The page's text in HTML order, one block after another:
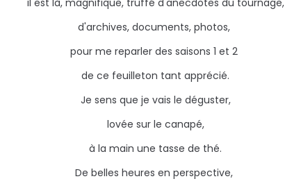
d'archives, documents, photos,
pour me reparler des saisons 1 et 2
de ce feuilleton tant apprécié.
Je sens que je vais le déguster,
lovée sur le canapé,
à la main une tasse de thé.
De belles heures en perspective,